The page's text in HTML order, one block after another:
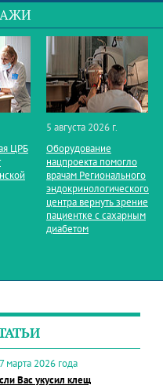
ЦРБ
5 августа 2026 г.
Оборудование
нацпроекта помогло
врачам Регионального
эндокринологического
центра вернуть зрение
пациентке с сахарным
диабетом
марта 2026 года
Вас укусил клещ